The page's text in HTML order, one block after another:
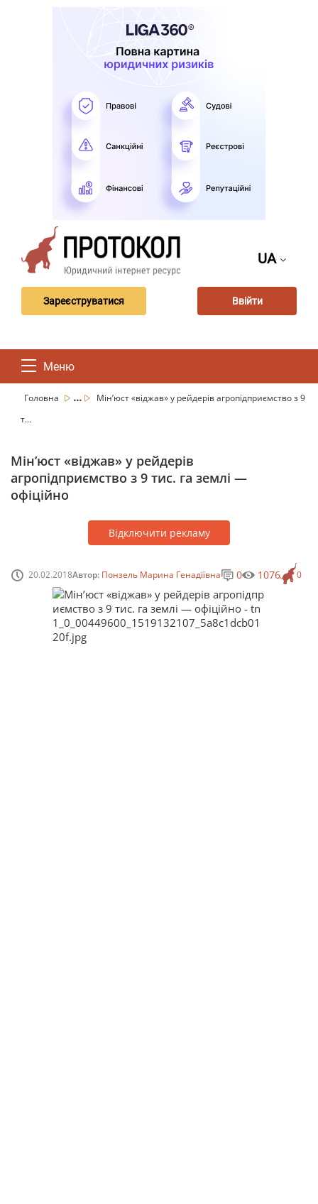
UA
Зареєструватися Ввійти
Меню
Головна ...
Мін’юст «віджав» у рейдерів агропідприємство з 9
т...
Мін’юст «віджав» у рейдерів
агропідприємство з 9 тис. га землі —
офіційно
Відключити рекламу
20.02.2018Автор: Понзель Марина Генадіївна 0
0 1076